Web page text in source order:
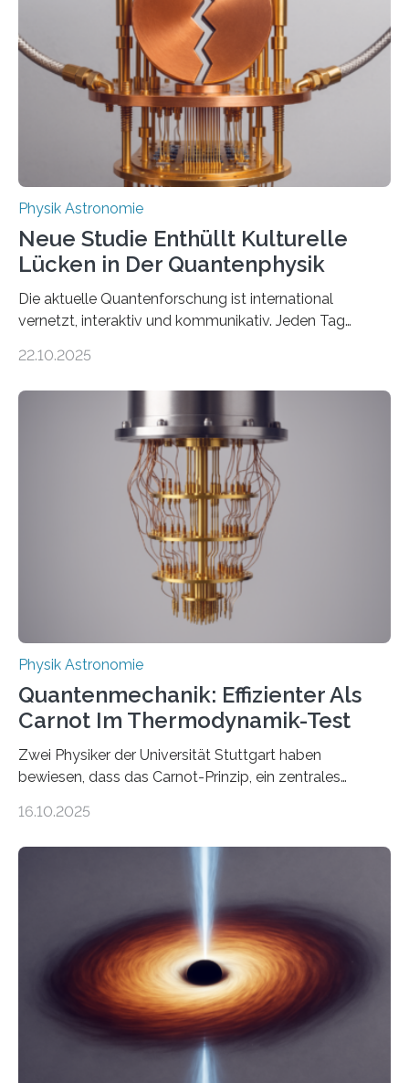
einem Team der TU Wien mit Unterstützung
internationaler Partner der entscheidende Durchbruch:
Der lange diskutierte Thorium-Kernübergang wurde
gefunden. Kurz darauf konnte man zeigen, dass sich
Thorium tatsächlich nutzen lässt, um hochpräzise…
Physik Astronomie
Neue Studie Enthüllt Kulturelle
Lücken in Der Quantenphysik
Die aktuelle Quantenforschung ist international
vernetzt, interaktiv und kommunikativ. Jeden Tag
oft von Autor*innen, die eng zusammenarbeiten. Neue
werden schnell weiterentwickelt. Dies ist der Alltag in
der Forschung der Quantentheorie, die dieses Jahr 100
Jahre alt geworden ist, weshalb die UNESCO 2025 zum
Internationalen Jahr der Quantenwissenschaft und -
technologie ausgerufen hat. Doch nun hat eine
internationale Forschungsgruppe um den
22.10.2025
Physik Astronomie
Quantenmechanik: Effizienter Als
Carnot Im Thermodynamik-Test
Zwei Physiker der Universität Stuttgart haben
bewiesen, dass das Carnot-Prinzip, ein zentrales
Größenordnung von Atomen gilt, deren physikalische
Quantenmotoren voranbringen. Das
Wissenschaftsjournal Science Advances veröffentlichte
die Herleitung. (DOI: 10.1126/sciadv.adw8462)
Verbrennungsmotoren oder Dampfturbinen sind
Wärmekraftmaschinen: Sie wandeln thermische
Energie in mechanische Bewegung um – oder anders
ausgedrückt, Wärme in Bewegung. In
quantenmechanischen Experimenten ist es in den…
16.10.2025